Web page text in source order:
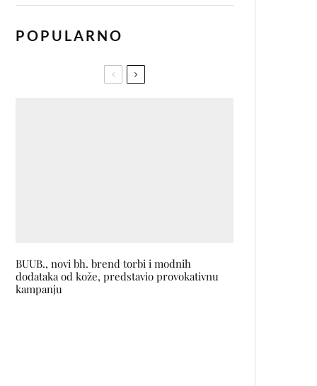
POPULARNO
BUUB., novi bh. brend torbi i modnih
dodataka od kože, predstavio provokativnu
kampanju